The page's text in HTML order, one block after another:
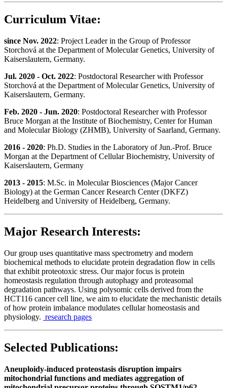
Curriculum Vitae:
since Nov. 2022: Project Leader in the Group of Professor
Storchová at the Department of Molecular Genetics, University of
Kaiserslautern, Germany.
Jul. 2020 - Oct. 2022: Postdoctoral Researcher with Professor
Storchová at the Department of Molecular Genetics, University of
Kaiserslautern, Germany.
Feb. 2020 - Jun. 2020: Postdoctoral Researcher with Professor
Bruce Morgan at the Institute of Biochemistry, Center for Human
and Molecular Biology (ZHMB), University of Saarland, Germany.
2016 - 2020: Ph.D. Studies in the Laboratory of Jun.-Prof. Bruce
Morgan at the Department of Cellular Biochemistry, University of
Kaiserslautern, Germany
2013 - 2015: M.Sc. in Molecular Biosciences (Major Cancer
Biology) at the German Cancer Research Center (DKFZ)
Heidelberg and University of Heidelberg, Germany.
Major Research Interests:
Our group uses quantitative mass spectrometry and modern
biochemical methods to elucidate protein degradation flow in cells
that exhibit proteotoxic stress. Our major focus is protein
homeostasis regulation through autophagy and proteasomal
degradation pathways. Using polysomic cells derived from the
HCT116 cancer cell line, we aim to elucidate the mechanistic details
of how protein imbalance modulates cellular homeostasis and
physiology. research pages
Selected Publications:
Aneuploidy-induced proteostasis disruption impairs
mitochondrial functions and mediates aggregation of